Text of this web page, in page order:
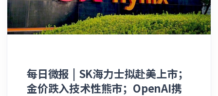
（Tesla Inc.）重回正轨以实现首席执行官埃隆
·马斯克（Elon …
巨星的结缘始于2023年法国网球公开赛开赛前
夕，当时在一位创业者的引荐下双方建立了联
系，而德约科维奇随后也顺利捧起了那届法网的
信心并指出，“他拥有独特的人脉和项目源
（Deal flow），我们同样拥有深厚的项目积
且表现顽固的通胀数据，预计将继续给美联储
（Fed）施加沉重的加息压力，迫使其在今年晚
些时候进一步上调基准利率。 尽管近期美伊之
价格冲击开始全面向中下游供应链传导，全美各
种商品的终端零售成本在短期内仍将维持螺旋上
每日微报 | SK海力士拟赴美上市；
金价跌入技术性熊市；OpenAI携